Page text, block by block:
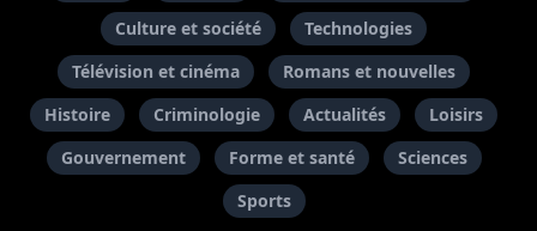
Culture et société
Technologies
Télévision et cinéma
Romans et nouvelles
Histoire
Criminologie Actualités
Loisirs
Gouvernement
Forme et santé
Sciences
Sports